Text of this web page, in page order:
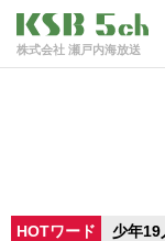
株式会社 瀬戸内海放送
HOTワード 少年19